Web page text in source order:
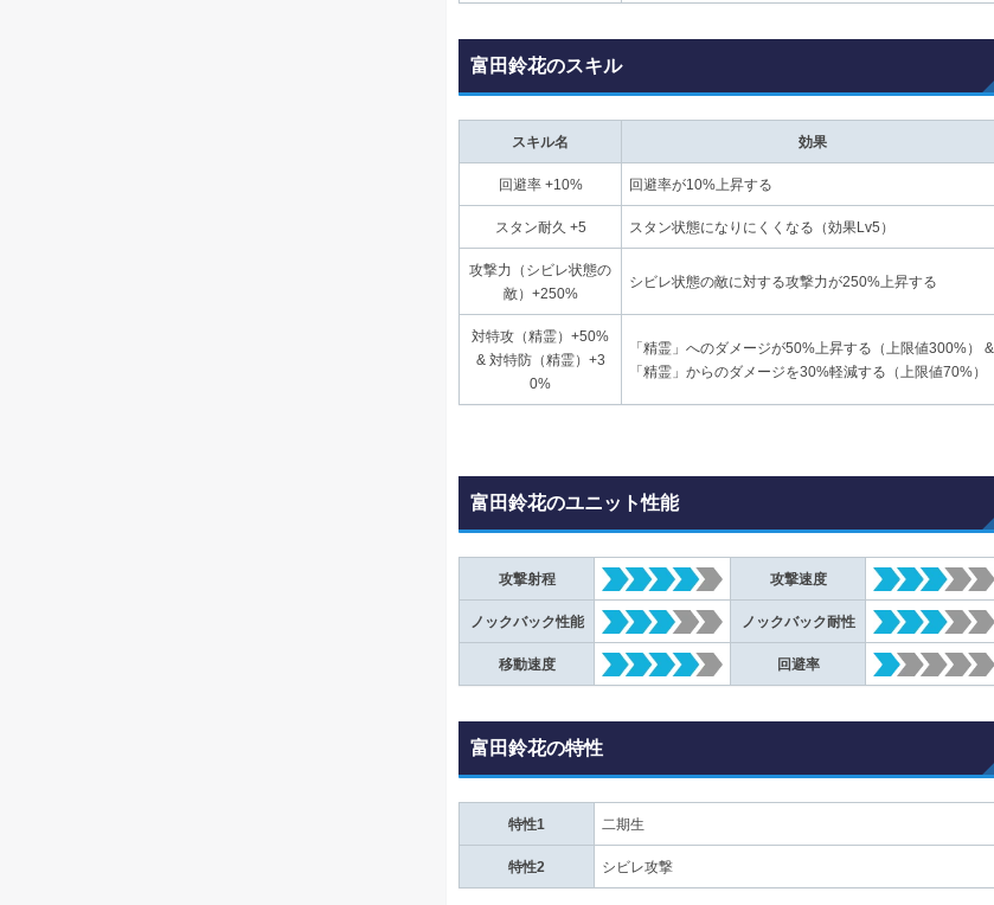
富田鈴花のスキル
スキル名 効果
回避率 +10% 回避率が10%上昇する
スタン耐久 +5 スタン状態になりにくくなる（効果Lv5）
攻撃力（シビレ状態の
敵）+250%
シビレ状態の敵に対する攻撃力が250%上昇する
対特攻（精霊）+50%
& 対特防（精霊）+3
0%
「精霊」へのダメージが50%上昇する（上限値300%） &
「精霊」からのダメージを30%軽減する（上限値70%）
富田鈴花のユニット性能
攻撃射程 攻撃速度
ノックバック性能 ノックバック耐性
移動速度 回避率
富田鈴花の特性
特性1 二期生
特性2 シビレ攻撃